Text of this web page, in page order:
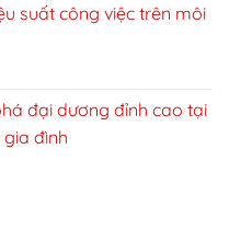
suất công việc trên môi
đại dương đỉnh cao tại
đình